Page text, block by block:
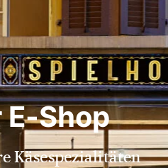
Shop
Käsespezialitäten